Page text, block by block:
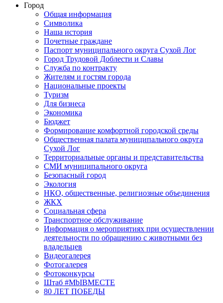
Город
Общая информация
Символика
Наша история
Почетные граждане
Паспорт муниципального округа Сухой Лог
Город Трудовой Доблести и Славы
Служба по контракту
Жителям и гостям города
Национальные проекты
Туризм
Для бизнеса
Экономика
Бюджет
Формирование комфортной городской среды
Общественная палата муниципального округа
Сухой Лог
Территориальные органы и представительства
СМИ муниципального округа
Безопасный город
Экология
НКО, общественные, религиозные объединения
ЖКХ
Социальная сфера
Транспортное обслуживание
Информация о мероприятиях при осуществлении
деятельности по обращению с животными без
владельцев
Видеогалерея
Фотогалерея
Фотоконкурсы
Штаб #MbIBMECTE
80 ЛЕТ ПОБЕДЫ